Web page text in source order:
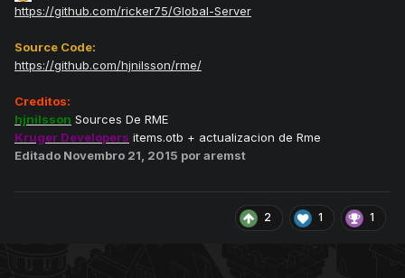
https://github.com/ricker75/Global-Server
Source Code:
https://github.com/hjnilsson/rme/
Creditos:
hjnilsson Sources De RME
Kruger Developers items.otb + actualizacion de Rme
Editado Novembro 21, 2015 por aremst
2 1 1